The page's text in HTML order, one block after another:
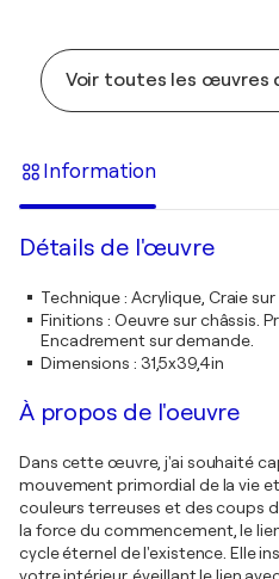
Voir toutes les œuvres
Information
Détails de l'œuvre
Technique: Acrylique, Craie sur
Finitions : Oeuvre sur châssis.
Encadrement sur demande.
Dimensions : 31,5x39,4in
À propos de l'oeuvre
Dans cette œuvre, j'ai souhaité
mouvement primordial de la vie
couleurs terreuses et des coups
la force du commencement, le
cycle éternel de l'existence. Elle